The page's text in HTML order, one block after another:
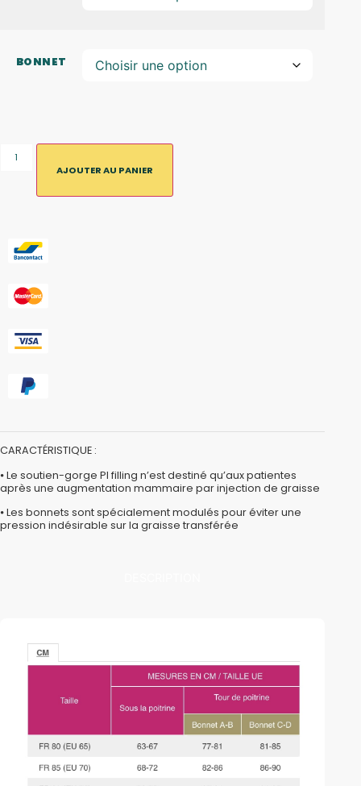
BONNET
AJOUTER AU PANIER
CARACTÉRISTIQUE :
⦁ Le soutien-gorge PI filling n’est destiné qu’aux patientes
après une augmentation mammaire par injection de graisse
⦁ Les bonnets sont spécialement modulés pour éviter une
pression indésirable sur la graisse transférée